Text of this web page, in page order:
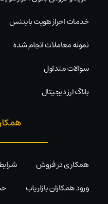
خدمات احراز هویت بایننس
نمونه معاملات انجام شده
سوالات متداول
بلاگ ارز دیجیتال
همکاری در فروش
ورود همکاران بازاریاب